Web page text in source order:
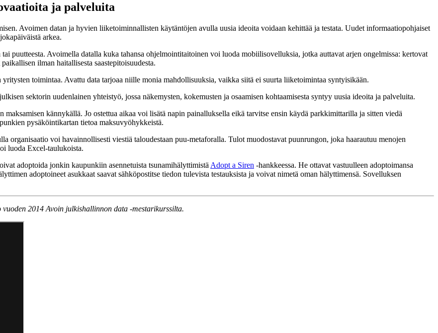
ja palveluita
Avoimen datan ja hyvien liiketoiminnallisten käytäntöjen avulla uusia ideoita voidaan kehittää ja testata. Uudet informaatiopohjaiset
arkea.
puutteesta. Avoimella datalla kuka tahansa ohjelmointitaitoinen voi luoda mobiilisovelluksia, jotka auttavat arjen ongelmissa: kertovat
ilman haitallisesta saastepitoisuudesta.
toimintaa. Avattu data tarjoaa niille monia mahdollisuuksia, vaikka siitä ei suurta liiketoimintaa syntyisikään.
sektorin uudenlainen yhteistyö, jossa näkemysten, kokemusten ja osaamisen kohtaamisesta syntyy uusia ideoita ja palveluita.
maksamisen kännykällä. Jo ostettua aikaa voi lisätä napin painalluksella eikä tarvitse ensin käydä parkkimittarilla ja sitten viedä
pysäköintikartan tietoa maksuvyöhykkeistä.
organisaatio voi havainnollisesti viestiä taloudestaan puu-metaforalla. Tulot muodostavat puunrungon, joka haarautuu menojen
luoda Excel-taulukoista.
adoptoida jonkin kaupunkiin asennetuista tsunamihälyttimistä Adopt a Siren -hankkeessa. He ottavat vastuulleen adoptoimansa
adoptoineet asukkaat saavat sähköpostitse tiedon tulevista testauksista ja voivat nimetä oman hälyttimensä. Sovelluksen
2014 Avoin julkishallinnon data -mestarikurssilta.